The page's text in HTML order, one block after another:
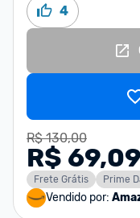
4
R$ 130,00
R$ 69,09
Frete Grátis Prime
Vendido por: